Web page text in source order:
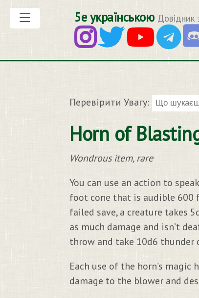
5е українською Довідник
Перевірити Увагу:
Horn of
Wondrous item, rare
You can use an action to
foot cone that is audible 600
failed save, a creature takes
as much damage and isn’t
throw and take 10d6 thunder
Each use of the horn’s
damage to the blower and